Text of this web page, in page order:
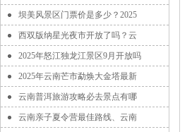
坝美风景区门票价是多少？2025
西双版纳星光夜市开放了吗？云
2025年怒江独龙江景区9月开放吗
2025年云南芒市勐焕大金塔最新
云南普洱旅游攻略必去景点有哪
云南亲子夏令营最佳路线、云南